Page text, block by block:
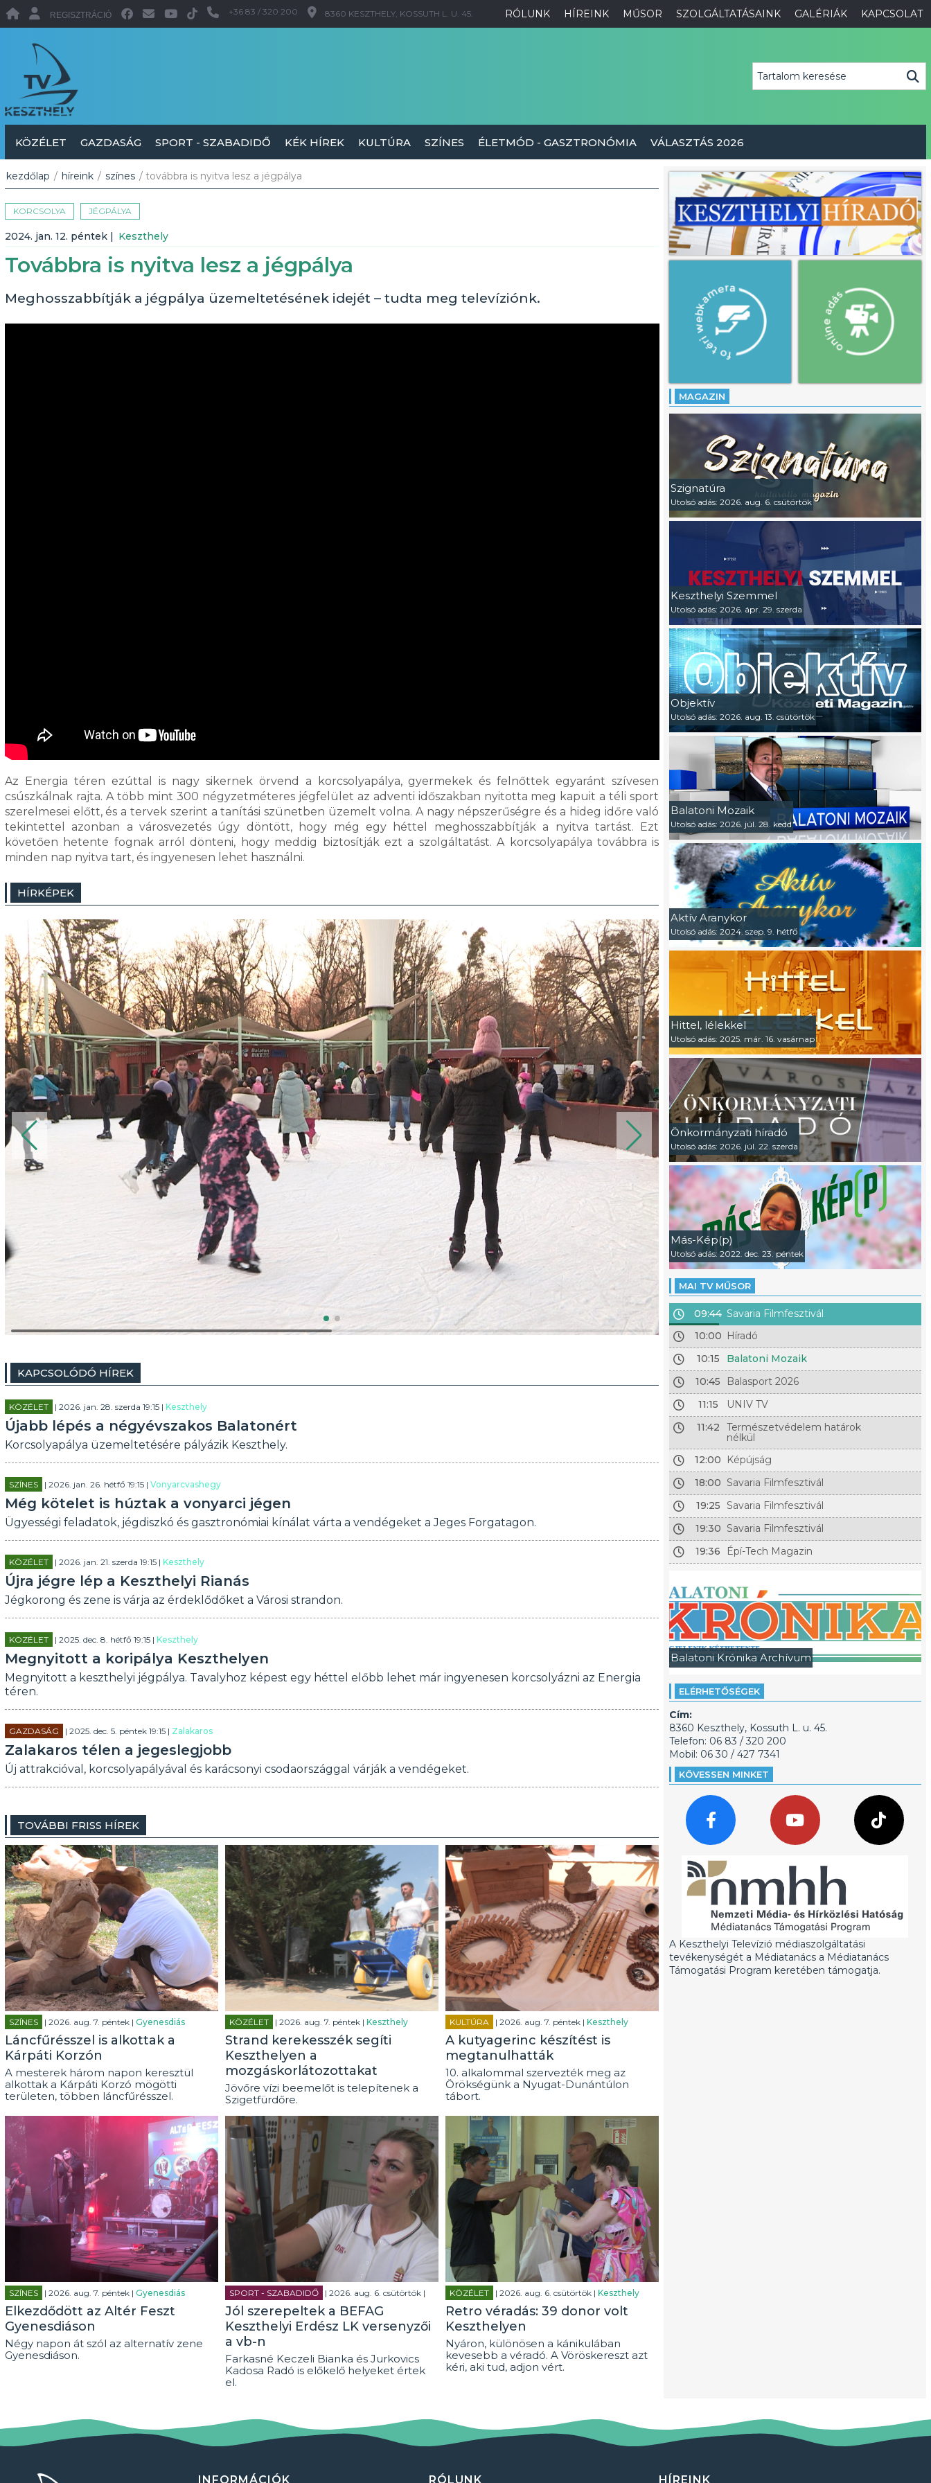
RÓLUNK HÍREINK MŰSOR SZOLGÁLTATÁSAINK GALÉRIÁK KAPCSOLAT
REGISZTRÁCIÓ +36 83 / 320 200 8360 KESZTHELY, KOSSUTH L. U. 45.
KÖZÉLET GAZDASÁG SPORT - SZABADIDŐ KÉK HÍREK KULTÚRA SZÍNES ÉLETMÓD - GASZTRONÓMIA VÁLASZTÁS 2026
kezdőlap / híreink / színes / továbbra is nyitva lesz a jégpálya
KORCSOLYA JÉGPÁLYA
2024. jan. 12. péntek | Keszthely
Továbbra is nyitva lesz a jégpálya
Meghosszabbítják a jégpálya üzemeltetésének idejét – tudta meg televíziónk.
Az Energia téren ezúttal is nagy sikernek örvend a korcsolyapálya, gyermekek és felnőttek egyaránt szívesen
csúszkálnak rajta. A több mint 300 négyzetméteres jégfelület az adventi időszakban nyitotta meg kapuit a téli sport
szerelmesei előtt, és a tervek szerint a tanítási szünetben üzemelt volna. A nagy népszerűségre és a hideg időre való
tekintettel azonban a városvezetés úgy döntött, hogy még egy héttel meghosszabbítják a nyitva tartást. Ezt
követően hetente fognak arról dönteni, hogy meddig biztosítják ezt a szolgáltatást. A korcsolyapálya továbbra is
minden nap nyitva tart, és ingyenesen lehet használni.
HÍRKÉPEK
KAPCSOLÓDÓ HÍREK
KÖZÉLET | 2026. jan. 28. szerda 19:15 | Keszthely
Újabb lépés a négyévszakos Balatonért
Korcsolyapálya üzemeltetésére pályázik Keszthely.
SZÍNES | 2026. jan. 26. hétfő 19:15 | Vonyarcvashegy
Még kötelet is húztak a vonyarci jégen
Ügyességi feladatok, jégdiszkó és gasztronómiai kínálat várta a vendégeket a Jeges Forgatagon.
KÖZÉLET | 2026. jan. 21. szerda 19:15 | Keszthely
Újra jégre lép a Keszthelyi Rianás
Jégkorong és zene is várja az érdeklődőket a Városi strandon.
KÖZÉLET | 2025. dec. 8. hétfő 19:15 | Keszthely
Megnyitott a koripálya Keszthelyen
Megnyitott a keszthelyi jégpálya. Tavalyhoz képest egy héttel előbb lehet már ingyenesen korcsolyázni az Energia
téren.
GAZDASÁG | 2025. dec. 5. péntek 19:15 | Zalakaros
Zalakaros télen a jegeslegjobb
Új attrakcióval, korcsolyapályával és karácsonyi csodaországgal várják a vendégeket.
TOVÁBBI FRISS HÍREK
SZÍNES | 2026. aug. 7. péntek | Gyenesdiás
Láncfűrésszel is alkottak a
Kárpáti Korzón
A mesterek három napon keresztül
alkottak a Kárpáti Korzó mögötti
területen, többen láncfűrésszel.
KÖZÉLET | 2026. aug. 7. péntek | Keszthely
Strand kerekesszék segíti
Keszthelyen a
mozgáskorlátozottakat
Jövőre vízi beemelőt is telepítenek a
Szigetfürdőre.
KULTÚRA | 2026. aug. 7. péntek | Keszthely
A kutyagerinc készítést is
megtanulhatták
10. alkalommal szervezték meg az
Örökségünk a Nyugat-Dunántúlon
tábort.
SZÍNES | 2026. aug. 7. péntek | Gyenesdiás
Elkezdődött az Altér Feszt
Gyenesdiáson
Négy napon át szól az alternatív zene
Gyenesdiáson.
SPORT - SZABADIDŐ | 2026. aug. 6. csütörtök |
Jól szerepeltek a BEFAG
Keszthelyi Erdész LK versenyzői
a vb-n
Farkasné Keczeli Bianka és Jurkovics
Kadosa Radó is előkelő helyeket értek
el.
KÖZÉLET | 2026. aug. 6. csütörtök | Keszthely
Retro véradás: 39 donor volt
Keszthelyen
Nyáron, különösen a kánikulában
kevesebb a véradó. A Vöröskereszt azt
kéri, aki tud, adjon vért.
MAGAZIN
Szignatúra
Utolsó adás: 2026. aug. 6. csütörtök
Keszthelyi Szemmel
Utolsó adás: 2026. ápr. 29. szerda
Objektív
Utolsó adás: 2026. aug. 13. csütörtök
Balatoni Mozaik
Utolsó adás: 2026. júl. 28. kedd
Aktív Aranykor
Utolsó adás: 2024. szep. 9. hétfő
Hittel, lélekkel
Utolsó adás: 2025. már. 16. vasárnap
Önkormányzati híradó
Utolsó adás: 2026. júl. 22. szerda
Más-Kép(p)
Utolsó adás: 2022. dec. 23. péntek
MAI TV MŰSOR
09:44 Savaria Filmfesztivál
10:00 Híradó
10:15
Balatoni Mozaik
10:45
Balasport 2026
11:15
UNIV TV
11:42
Természetvédelem határok
nélkül
12:00
Képújság
18:00 Savaria Filmfesztivál
19:25 Savaria Filmfesztivál
19:30 Savaria Filmfesztivál
19:36
Épí-Tech Magazin
Balatoni Krónika Archívum
ELÉRHETŐSÉGEK
Cím:
8360 Keszthely, Kossuth L. u. 45.
Telefon: 06 83 / 320 200
Mobil: 06 30 / 427 7341
KÖVESSEN MINKET
A Keszthelyi Televízió médiaszolgáltatási
tevékenységét a Médiatanács a Médiatanács
Támogatási Program keretében támogatja.
INFORMÁCIÓK RÓLUNK HÍREINK